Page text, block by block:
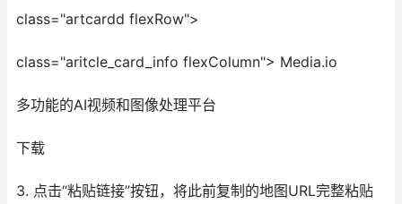
class="artcardd flexRow">
class="aritcle_card_info flexColumn"> Media.io
多功能的AI视频和图像处理平台
下载
3. 点击“粘贴链接”按钮，将此前复制的地图URL完整粘贴